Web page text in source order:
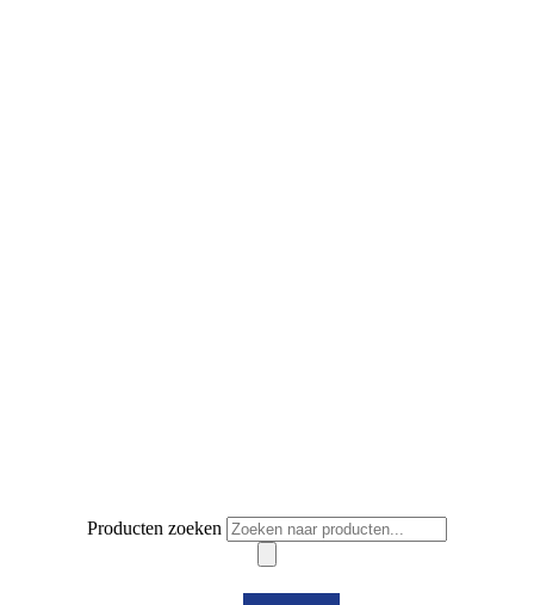
Producten zoeken